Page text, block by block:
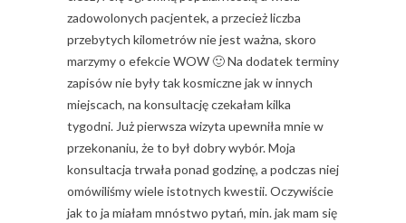
zadowolonych pacjentek, a przecież liczba
przebytych kilometrów nie jest ważna, skoro
marzymy o efekcie WOW 🙂 Na dodatek terminy
zapisów nie były tak kosmiczne jak w innych
miejscach, na konsultację czekałam kilka
tygodni. Już pierwsza wizyta upewniła mnie w
przekonaniu, że to był dobry wybór. Moja
konsultacja trwała ponad godzinę, a podczas niej
omówiliśmy wiele istotnych kwestii. Oczywiście
jak to ja miałam mnóstwo pytań, min. jak mam się